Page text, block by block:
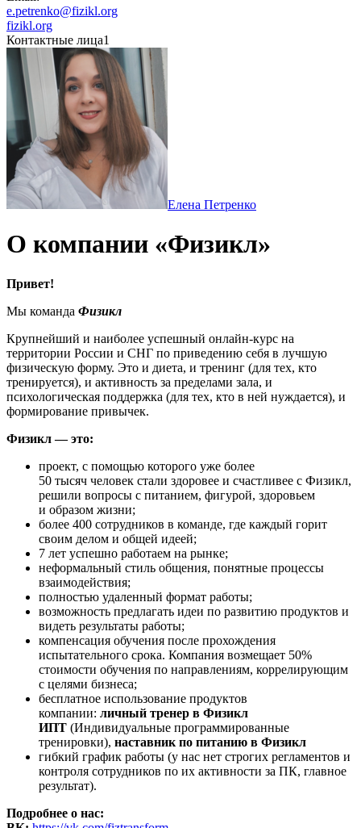
e.petrenko@fizikl.org
fizikl.org
Контактные лица1
Елена Петренко
О компании «Физикл»
Привет!
Мы команда Физикл
Крупнейший и наиболее успешный онлайн-курс на
территории России и СНГ по приведению себя в лучшую
физическую форму. Это и диета, и тренинг (для тех, кто
тренируется), и активность за пределами зала, и
психологическая поддержка (для тех, кто в ней нуждается), и
формирование привычек.
Физикл — это:
проект, с помощью которого уже более
50 тысяч человек стали здоровее и счастливее с Физикл,
решили вопросы с питанием, фигурой, здоровьем
и образом жизни;
более 400 сотрудников в команде, где каждый горит
своим делом и общей идеей;
7 лет успешно работаем на рынке;
неформальный стиль общения, понятные процессы
взаимодействия;
полностью удаленный формат работы;
возможность предлагать идеи по развитию продуктов и
видеть результаты работы;
компенсация обучения после прохождения
испытательного срока. Компания возмещает 50%
стоимости обучения по направлениям, коррелирующим
с целями бизнеса;
бесплатное использование продуктов
компании: личный тренер в Физикл
ИПТ (Индивидуальные программированные
тренировки), наставник по питанию в Физикл
гибкий график работы (у нас нет строгих регламентов и
контроля сотрудников по их активности за ПК, главное
результат).
Подробнее о нас: